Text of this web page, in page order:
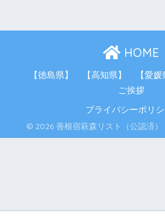
HOME
【徳島県】 【高知県】 【愛媛
ご挨拶
プライバシーポリ
© 2026 善根宿萩森リスト（公認済